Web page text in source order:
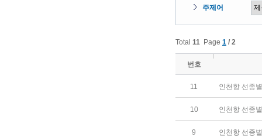
주제어
Total 11 Page 1 / 2
번호
11 인천항 선종
10 인천항 선종
9 인천항 선종